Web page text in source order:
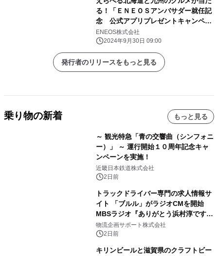
る！「ＥＮＥＯＳアンバサダー就任記
念 公式アプリプレゼントキャンペー
ン」実施
ENEOS株式会社
2024年9月30日 09:00
発行者のリリースをもっと見る
乗り物の新着 もっと見る
～ 観光特急「青の交響曲（シンフォニ
ー）」 ～ 運行開始１０周年記念キャ
ンペーンを実施！
近畿日本鉄道株式会社
2日前
トラックドライバー専門の求人情報サ
イト 「ブルル」がラジオCMを開始
MBSラジオ『ありがとう浜村淳です』
にて8月1日(土)より
物流企画サポート株式会社
2日前
キリンビールと滋賀県のクラフトビー